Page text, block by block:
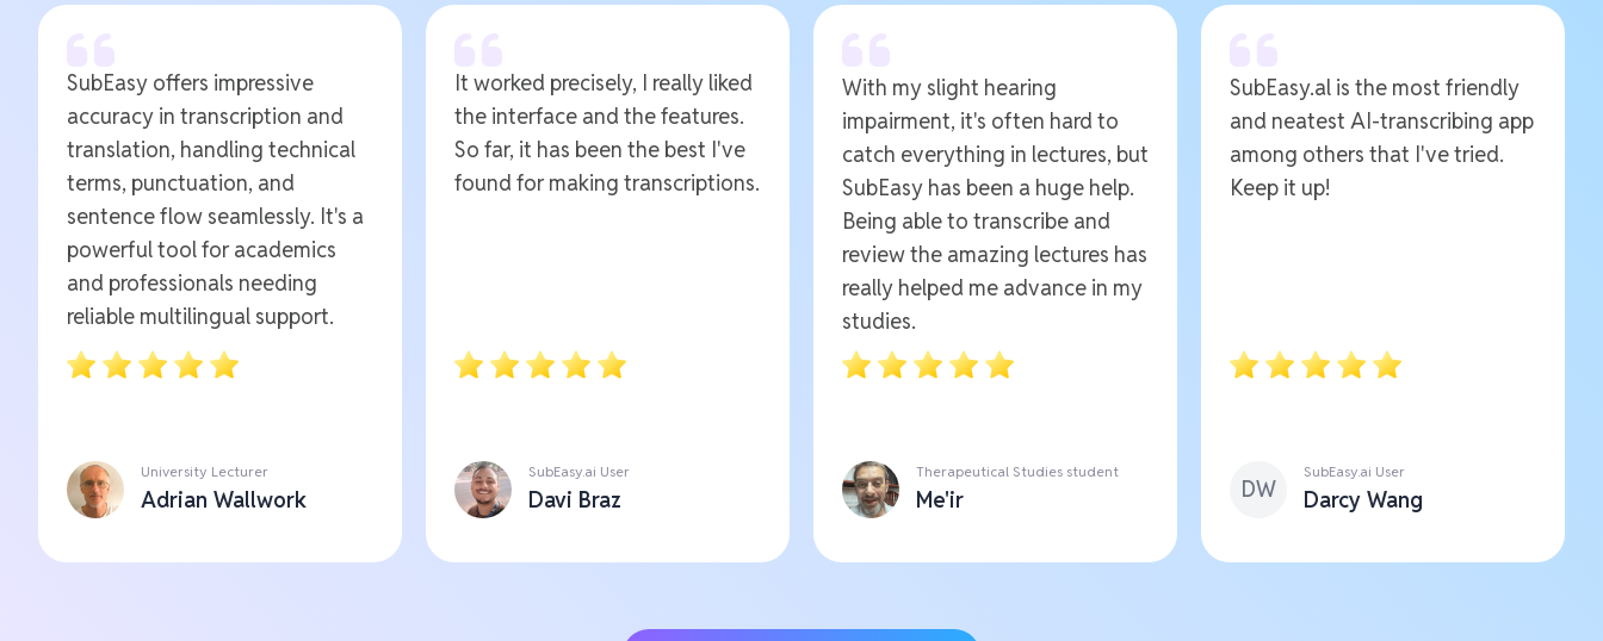
SubEasy offers impressive
accuracy in transcription and
translation, handling technical
terms, punctuation, and
sentence flow seamlessly. It's a
powerful tool for academics
and professionals needing
reliable multilingual support.
University Lecturer
Adrian Wallwork
It worked precisely, I really liked
the interface and the features.
So far, it has been the best I've
found for making transcriptions.
SubEasy.ai User
Davi Braz
With my slight hearing
impairment, it's often hard to
catch everything in lectures, but
SubEasy has been a huge help.
Being able to transcribe and
review the amazing lectures has
really helped me advance in my
studies.
Therapeutical Studies student
Me'ir
SubEasy.al is the most friendly
and neatest AI-transcribing app
among others that I've tried.
Keep it up!
DW
SubEasy.ai User
Darcy Wang